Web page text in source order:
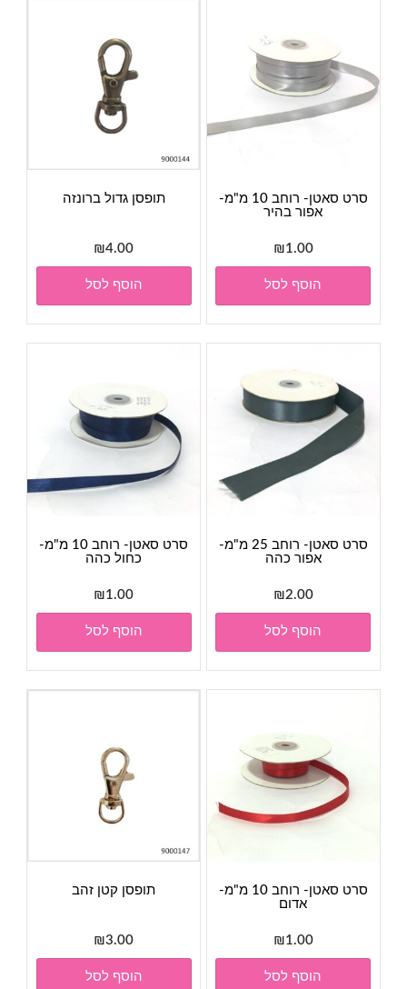
סרט סאטן- רוחב 10 מ"מ-
אפור בהיר
₪1.00
הוסף לסל
תופסן גדול ברונזה
₪4.00
הוסף לסל
סרט סאטן- רוחב 25 מ"מ-
אפור כהה
₪2.00
הוסף לסל
סרט סאטן- רוחב 10 מ"מ-
כחול כהה
₪1.00
הוסף לסל
סרט סאטן- רוחב 10 מ"מ-
אדום
₪1.00
הוסף לסל
תופסן קטן זהב
₪3.00
הוסף לסל